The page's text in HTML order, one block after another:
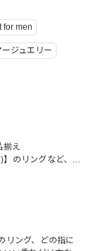
for men
ージュエリー
揃え
のリングなど、
リング、どの指に